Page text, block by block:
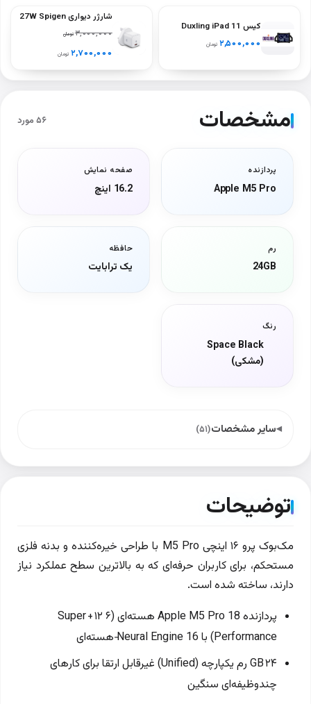
کیس Duxling iPad 11
نسل A16
بنفش
۲,۵۰۰,۰۰۰ تومان
شارژر دیواری 27W Spigen
ArcStation PE2103UK
۳,۰۰۰,۰۰۰تومان
۲,۷۰۰,۰۰۰ تومان
مشخصات ۵۶ مورد
پردازنده
Apple M5 Pro
صفحه نمایش
16.2 اینچ
رم
24GB
حافظه
یک ترابایت
رنگ
Space Black
(مشکی)
سایر مشخصات(۵۱)
توضیحات
مک‌بوک پرو ۱۶ اینچی M5 Pro با طراحی خیره‌کننده و بدنه فلزی
مستحکم، برای کاربران حرفه‌ای که به بالاترین سطح عملکرد نیاز
دارند، ساخته شده است.
پردازنده Apple M5 Pro 18 هسته‌ای (۶ Super + ۱۲
Performance) با Neural Engine 16‑هسته‌ای
۲۴ GB رم یکپارچه (Unified) غیرقابل ارتقا برای کارهای
چندوظیفه‌ای سنگین